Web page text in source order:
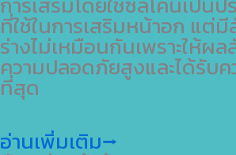
ที่ใช้ในการเสริมหน้าอก แต่
ร่างไม่เหมือนกันเพราะให้ผ
ความปลอดภัยสูงและได้รับ
ที่สุด
อ่านเพิ่มเติม⭢